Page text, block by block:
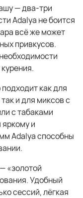
— два-три
Adalya не боится
всё же может
привкусов.
как для
и для миксов с
с табаками
и
Adalya способны
«золотой
Удобный
сессий, лёгкая